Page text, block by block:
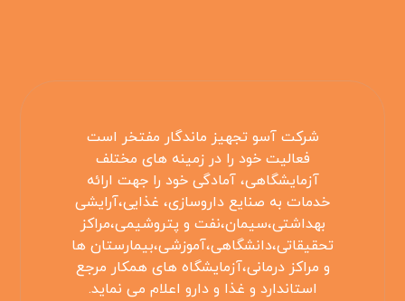
شرکت آسو تجهیز ماندگار مفتخر است
فعالیت خود را در زمینه های مختلف
آزمایشگاهی، آمادگی خود را جهت ارائه
خدمات به صنایع داروسازی، غذایی،آرایشی
بهداشتی،سیمان،نفت و پتروشیمی،مراکز
تحقیقاتی،دانشگاهی،آموزشی،بیمارستان ها
و مراکز درمانی،آزمایشگاه های همکار مرجع
استاندارد و غذا و دارو اعلام می نماید.